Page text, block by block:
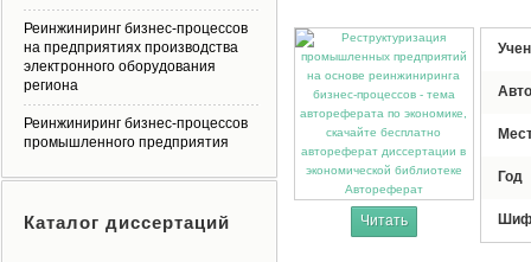
Автореферат
Читать
Год
Реинжиниринг бизнес-процессов
на предприятиях производства
электронного оборудования
региона
Реинжиниринг бизнес-процессов
промышленного предприятия
Каталог диссертаций